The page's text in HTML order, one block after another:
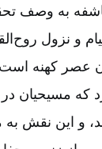
به وصف
و نزول
عصر کهنه
که مسیحیان
و این نقش به